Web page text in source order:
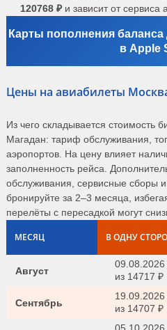
120768 ₽ и зависит от сервиса
Карты пополнения
в Apple
Цены на авиабилеты
Из чего складывается стоимость
Магадан: тариф обслуживания,
аэропортов. На цену влияет
заполненность рейса.
обслуживания, сервисные сборы
бронируйте за 2–3 месяца,
перелёты с пересадкой могут
МЕСЯЦ В ОДНУ
Август
09.08.2026
из 14717 ₽
Сентябрь
19.09.2026
из 14707 ₽